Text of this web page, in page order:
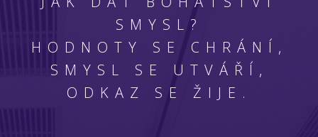
SMYSL?
HODNOTY SE CHRÁNÍ,
SMYSL SE UTVÁŘÍ,
ODKAZ SE ŽIJE.